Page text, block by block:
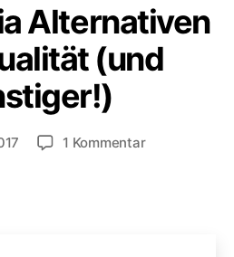
Alternativen
(und
1 Kommentarzu